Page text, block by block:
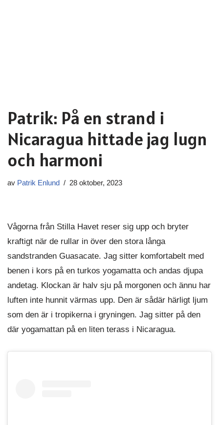
Patrik: På en strand i
Nicaragua hittade jag lugn
och harmoni
av Patrik Enlund 28 oktober, 2023
Vågorna från Stilla Havet reser sig upp och bryter
kraftigt när de rullar in över den stora långa
sandstranden Guasacate. Jag sitter komfortabelt med
benen i kors på en turkos yogamatta och andas djupa
andetag. Klockan är halv sju på morgonen och ännu har
luften inte hunnit värmas upp. Den är sådär härligt ljum
som den är i tropikerna i gryningen. Jag sitter på den
där yogamattan på en liten terass i Nicaragua.